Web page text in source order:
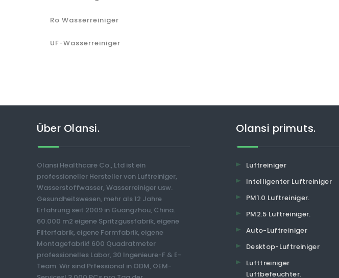
Ro Wasserreiniger
UF-Wasserreiniger
Über Olansi.
Olansi Healthcare Co., Ltd ist ein
professioneller Hersteller von Luftreiniger,
Wasserstoffwasser, Wasserreiniger usw.
Gesundheitswesen, mehr als 12 Jahre
Erfahrung seit 2009 in Guangzhou, China.
60.000 m2 eigene Spritzgussfabrik, eigene
Filterfabrik, eigene Formfabrik, eigene
Montagefabrik! 600 Quadratmeter
professionelles Labor, 30 Ingenieure-F & E-
Team. Wir sind Prfessional in ODM, OEM-
Olansi primuts.
Luftreiniger
Intelligenter Luftreiniger
PM1.0 Luftreiniger.
PM2.5 Luftreiniger.
Auto-Luftreiniger
Desktop-Luftreiniger
Lufttreiniger
Luftbefeuchter.